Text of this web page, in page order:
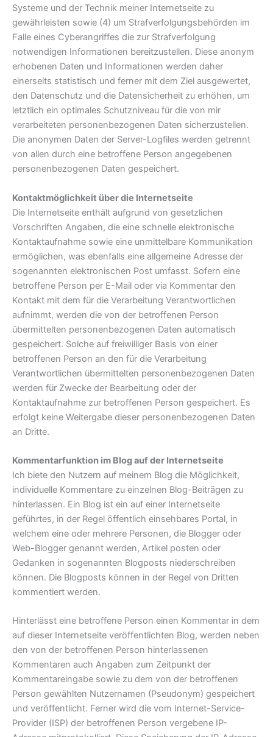
Systeme und der Technik meiner Internetseite zu
gewährleisten sowie (4) um Strafverfolgungsbehörden im
Falle eines Cyberangriffes die zur Strafverfolgung
notwendigen Informationen bereitzustellen. Diese anonym
erhobenen Daten und Informationen werden daher
einerseits statistisch und ferner mit dem Ziel ausgewertet,
den Datenschutz und die Datensicherheit zu erhöhen, um
letztlich ein optimales Schutzniveau für die von mir
verarbeiteten personenbezogenen Daten sicherzustellen.
Die anonymen Daten der Server-Logfiles werden getrennt
von allen durch eine betroffene Person angegebenen
personenbezogenen Daten gespeichert.
Kontaktmöglichkeit über die Internetseite
Die Internetseite enthält aufgrund von gesetzlichen
Vorschriften Angaben, die eine schnelle elektronische
Kontaktaufnahme sowie eine unmittelbare Kommunikation
ermöglichen, was ebenfalls eine allgemeine Adresse der
sogenannten elektronischen Post umfasst. Sofern eine
betroffene Person per E-Mail oder via Kommentar den
Kontakt mit dem für die Verarbeitung Verantwortlichen
aufnimmt, werden die von der betroffenen Person
übermittelten personenbezogenen Daten automatisch
gespeichert. Solche auf freiwilliger Basis von einer
betroffenen Person an den für die Verarbeitung
Verantwortlichen übermittelten personenbezogenen Daten
werden für Zwecke der Bearbeitung oder der
Kontaktaufnahme zur betroffenen Person gespeichert. Es
erfolgt keine Weitergabe dieser personenbezogenen Daten
an Dritte.
Kommentarfunktion im Blog auf der Internetseite
Ich biete den Nutzern auf meinem Blog die Möglichkeit,
individuelle Kommentare zu einzelnen Blog-Beiträgen zu
hinterlassen. Ein Blog ist ein auf einer Internetseite
geführtes, in der Regel öffentlich einsehbares Portal, in
welchem eine oder mehrere Personen, die Blogger oder
Web-Blogger genannt werden, Artikel posten oder
Gedanken in sogenannten Blogposts niederschreiben
können. Die Blogposts können in der Regel von Dritten
kommentiert werden.
Hinterlässt eine betroffene Person einen Kommentar in dem
auf dieser Internetseite veröffentlichten Blog, werden neben
den von der betroffenen Person hinterlassenen
Kommentaren auch Angaben zum Zeitpunkt der
Kommentareingabe sowie zu dem von der betroffenen
Person gewählten Nutzernamen (Pseudonym) gespeichert
und veröffentlicht. Ferner wird die vom Internet-Service-
Provider (ISP) der betroffenen Person vergebene IP-